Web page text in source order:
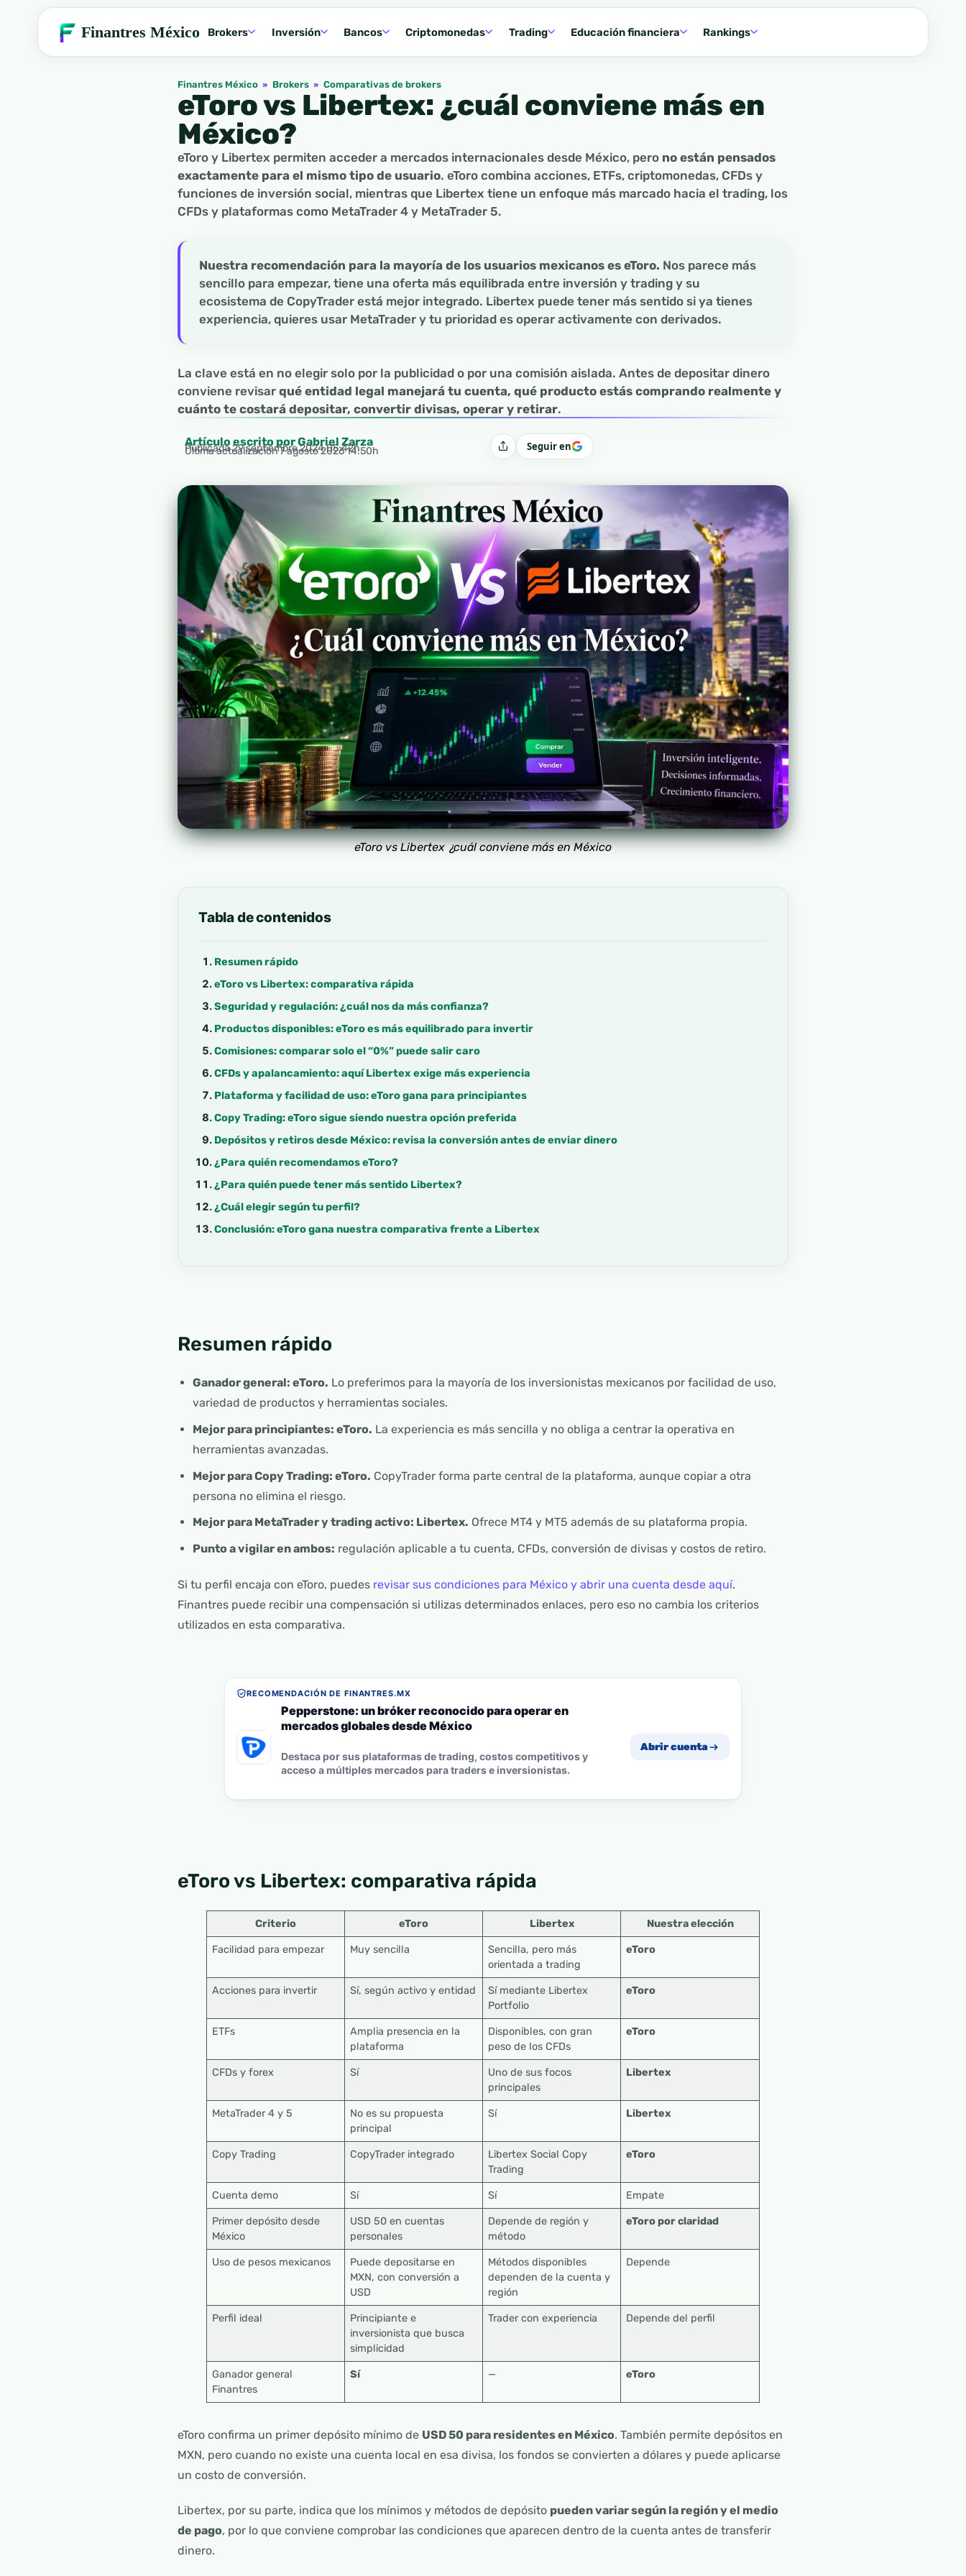
Finantres México Brokers Inversión Bancos Criptomonedas Trading Educación financiera Rankings
Finantres México » Brokers » Comparativas de brokers
eToro vs Libertex: ¿cuál conviene más en
México?
eToro y Libertex permiten acceder a mercados internacionales desde México, pero no están pensados
exactamente para el mismo tipo de usuario. eToro combina acciones, ETFs, criptomonedas, CFDs y
funciones de inversión social, mientras que Libertex tiene un enfoque más marcado hacia el trading, los
CFDs y plataformas como MetaTrader 4 y MetaTrader 5.
Nuestra recomendación para la mayoría de los usuarios mexicanos es eToro. Nos parece más
sencillo para empezar, tiene una oferta más equilibrada entre inversión y trading y su
ecosistema de CopyTrader está mejor integrado. Libertex puede tener más sentido si ya tienes
experiencia, quieres usar MetaTrader y tu prioridad es operar activamente con derivados.
La clave está en no elegir solo por la publicidad o por una comisión aislada. Antes de depositar dinero
conviene revisar qué entidad legal manejará tu cuenta, qué producto estás comprando realmente y
cuánto te costará depositar, convertir divisas, operar y retirar.
Artículo escrito por Gabriel Zarza
Publicada29 septiembre 2024 05:42h
Última actualización 7 agosto 2026 14:50h CompartirSeguir en
eToro vs Libertex ¿cuál conviene más en México
Tabla de contenidos
Resumen rápido
eToro vs Libertex: comparativa rápida
Seguridad y regulación: ¿cuál nos da más confianza?
Productos disponibles: eToro es más equilibrado para invertir
Comisiones: comparar solo el “0%” puede salir caro
CFDs y apalancamiento: aquí Libertex exige más experiencia
Plataforma y facilidad de uso: eToro gana para principiantes
Copy Trading: eToro sigue siendo nuestra opción preferida
Depósitos y retiros desde México: revisa la conversión antes de enviar dinero
¿Para quién recomendamos eToro?
¿Para quién puede tener más sentido Libertex?
¿Cuál elegir según tu perfil?
Conclusión: eToro gana nuestra comparativa frente a Libertex
Resumen rápido
Ganador general: eToro. Lo preferimos para la mayoría de los inversionistas mexicanos por facilidad de uso,
variedad de productos y herramientas sociales.
Mejor para principiantes: eToro. La experiencia es más sencilla y no obliga a centrar la operativa en
herramientas avanzadas.
Mejor para Copy Trading: eToro. CopyTrader forma parte central de la plataforma, aunque copiar a otra
persona no elimina el riesgo.
Mejor para MetaTrader y trading activo: Libertex. Ofrece MT4 y MT5 además de su plataforma propia.
Punto a vigilar en ambos: regulación aplicable a tu cuenta, CFDs, conversión de divisas y costos de retiro.
Si tu perfil encaja con eToro, puedes revisar sus condiciones para México y abrir una cuenta desde aquí.
Finantres puede recibir una compensación si utilizas determinados enlaces, pero eso no cambia los criterios
utilizados en esta comparativa.
RECOMENDACIÓN DE FINANTRES.MX
Pepperstone: un bróker reconocido para operar en
mercados globales desde México
Destaca por sus plataformas de trading, costos competitivos y
acceso a múltiples mercados para traders e inversionistas.
Abrir cuenta
eToro vs Libertex: comparativa rápida
Criterio eToro Libertex Nuestra elección
Facilidad para empezar Muy sencilla
Sencilla, pero más
orientada a trading
eToro
Acciones para invertir Sí, según activo y entidad
Sí mediante Libertex
Portfolio
eToro
ETFs
Amplia presencia en la
plataforma
Disponibles, con gran
peso de los CFDs
eToro
CFDs y forex Sí
Uno de sus focos
principales
Libertex
MetaTrader 4 y 5
No es su propuesta
principal
Sí Libertex
Copy Trading CopyTrader integrado
Libertex Social Copy
Trading
eToro
Cuenta demo Sí Sí Empate
Primer depósito desde
México
USD 50 en cuentas
personales
Depende de región y
método
eToro por claridad
Uso de pesos mexicanos
Puede depositarse en
MXN, con conversión a
USD
Métodos disponibles
dependen de la cuenta y
región
Depende
Perfil ideal
Principiante e
inversionista que busca
simplicidad
Trader con experiencia Depende del perfil
Ganador general
Finantres
Sí — eToro
eToro confirma un primer depósito mínimo de USD 50 para residentes en México. También permite depósitos en
MXN, pero cuando no existe una cuenta local en esa divisa, los fondos se convierten a dólares y puede aplicarse
un costo de conversión.
Libertex, por su parte, indica que los mínimos y métodos de depósito pueden variar según la región y el medio
de pago, por lo que conviene comprobar las condiciones que aparecen dentro de la cuenta antes de transferir
dinero.